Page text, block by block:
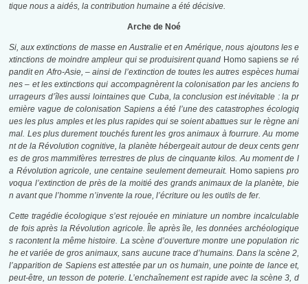
tique nous a aidés, la contribution humaine a été décisive.
Arche de Noé
Si, aux extinctions de masse en Australie et en Amérique, nous ajoutons les e
xtinctions de moindre ampleur qui se produisirent quand Homo sapiensse ré
pandit en Afro-Asie, – ainsi de l’extinction de toutes les autres espèces humai
nes – et les extinctions qui accompagnèrent la colonisation par les anciens fo
urrageurs d’îles aussi lointaines que Cuba, la conclusion est inévitable : la pr
emière vague de colonisation Sapiens a été l’une des catastrophes écologiq
ues les plus amples et les plus rapides qui se soient abattues sur le règne ani
mal. Les plus durement touchés furent les gros animaux à fourrure. Au mome
nt de la Révolution cognitive, la planète hébergeait autour de deux cents genr
es de gros mammifères terrestres de plus de cinquante kilos. Au moment de l
a Révolution agricole, une centaine seulement demeurait. Homo sapiens pro
voqua l’extinction de près de la moitié des grands animaux de la planète, bie
n avant que l’homme n’invente la roue, l’écriture ou les outils de fer.
Cette tragédie écologique s’est rejouée en miniature un nombre incalculable
de fois après la Révolution agricole. Île après île, les données archéologique
s racontent la même histoire. La scène d’ouverture montre une population ric
he et variée de gros animaux, sans aucune trace d’humains. Dans la scène 2,
l’apparition de Sapiens est attestée par un os humain, une pointe de lance et,
peut-être, un tesson de poterie. L’enchaînement est rapide avec la scène 3, d